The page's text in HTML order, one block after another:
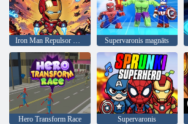
Iron Man Repulsor Rush Supervaronis magnāts
Hero Transform Race Supervaronis